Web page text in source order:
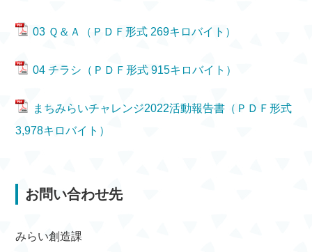
03 Ｑ＆Ａ（ＰＤＦ形式 269キロバイト）
04 チラシ（ＰＤＦ形式 915キロバイト）
まちみらいチャレンジ2022活動報告書（ＰＤＦ形式
3,978キロバイト）
お問い合わせ先
みらい創造課